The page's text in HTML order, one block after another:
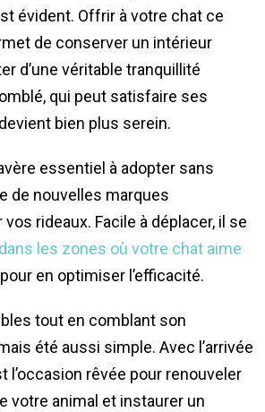
évident. Offrir à votre chat ce
de conserver un intérieur
d’une véritable tranquillité
qui peut satisfaire ses
bien plus serein.
essentiel à adopter sans
de nouvelles marques
vos rideaux. Facile à déplacer, il se
dans les zones où votre chat aime
pour en optimiser l’efficacité.
tout en comblant son
été aussi simple. Avec l’arrivée
l’occasion rêvée pour renouveler
votre animal et instaurer un